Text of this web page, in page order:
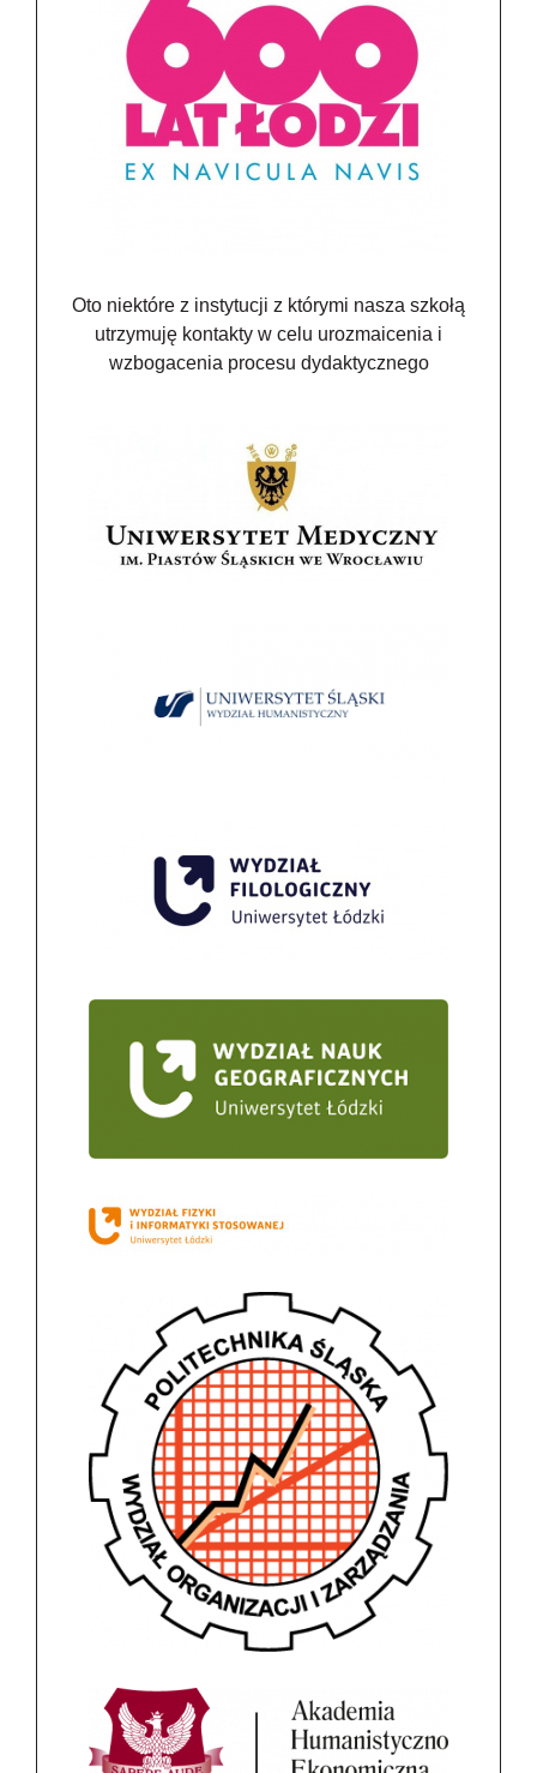
Oto niektóre z instytucji z którymi nasza szkołą
utrzymuję kontakty w celu urozmaicenia i
wzbogacenia procesu dydaktycznego